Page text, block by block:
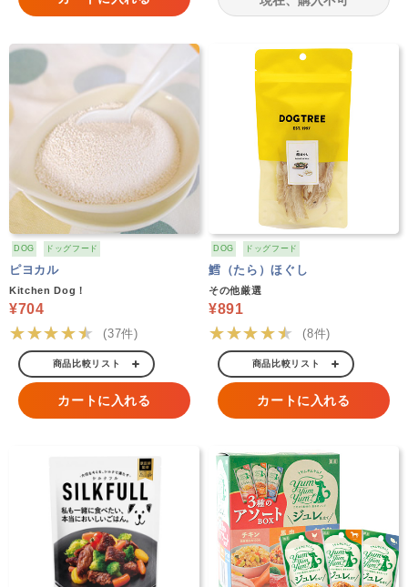
DOG ドッグフード
ピヨカル
Kitchen Dog！
¥704
★★★★★ (37件)
商品比較リスト
カートに入れる
DOG ドッグフード
鱈（たら）ほぐし
その他厳選
¥891
★★★★★ (8件)
商品比較リスト
カートに入れる